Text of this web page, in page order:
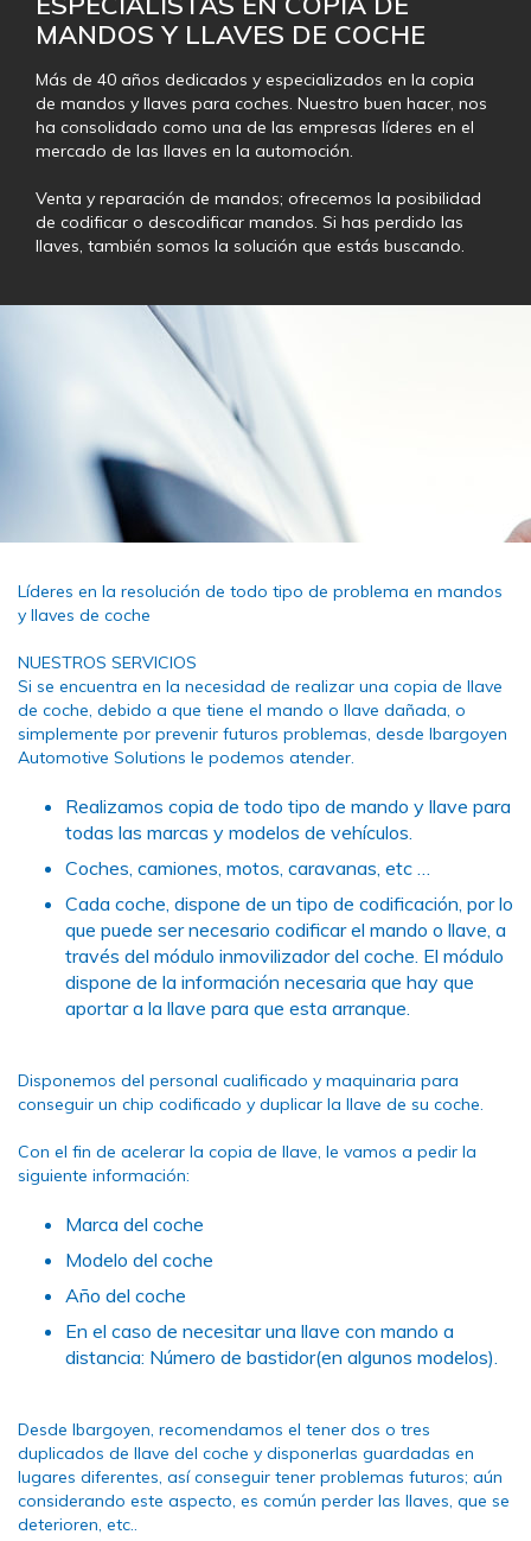
MANDOS Y LLAVES DE COCHE
Más de 40 años dedicados y especializados en la copia
de mandos y llaves para coches. Nuestro buen hacer, nos
ha consolidado como una de las empresas líderes en el
mercado de las llaves en la automoción.
Venta y reparación de mandos; ofrecemos la posibilidad
de codificar o descodificar mandos. Si has perdido las
llaves, también somos la solución que estás buscando.
Líderes en la resolución de todo tipo de problema en mandos
y llaves de coche
NUESTROS SERVICIOS
Si se encuentra en la necesidad de realizar una copia de llave
de coche, debido a que tiene el mando o llave dañada, o
simplemente por prevenir futuros problemas, desde Ibargoyen
Automotive Solutions le podemos atender.
Realizamos copia de todo tipo de mando y llave para
todas las marcas y modelos de vehículos.
Coches, camiones, motos, caravanas, etc …
Cada coche, dispone de un tipo de codificación, por lo
que puede ser necesario codificar el mando o llave, a
través del módulo inmovilizador del coche. El módulo
dispone de la información necesaria que hay que
aportar a la llave para que esta arranque.
Disponemos del personal cualificado y maquinaria para
conseguir un chip codificado y duplicar la llave de su coche.
Con el fin de acelerar la copia de llave, le vamos a pedir la
siguiente información:
Marca del coche
Modelo del coche
Año del coche
En el caso de necesitar una llave con mando a
distancia: Número de bastidor(en algunos modelos).
Desde Ibargoyen, recomendamos el tener dos o tres
duplicados de llave del coche y disponerlas guardadas en
lugares diferentes, así conseguir tener problemas futuros; aún
considerando este aspecto, es común perder las llaves, que se
deterioren, etc..